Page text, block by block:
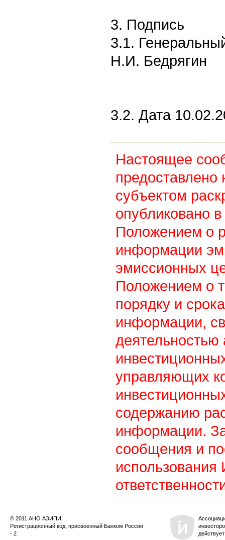
3. Подпись
3.1.
Н.И. Бедрягин
3.2. Дата
Настоящее
предоставлено
субъектом
опубликовано в
Положением о
информации
эмиссионных
Положением о
порядку и
информации,
управляющих
содержанию
информации.
сообщения и
© 2011 АНО АЗИПИ
Регистрационный код, присвоенный Банком России
- 2